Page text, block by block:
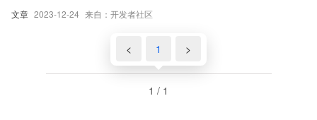
文章 2023-12-24 来自：开发者社区
< 1 >
1 / 1